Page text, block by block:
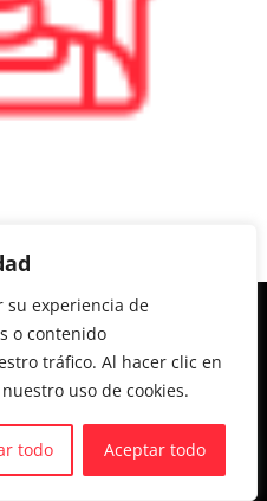
su experiencia de
o contenido
tráfico. Al hacer clic en
uso de cookies.
todo Aceptar todo
de privacidad